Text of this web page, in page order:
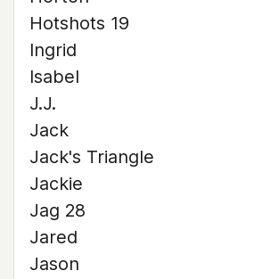
Hotshots 19
Ingrid
Isabel
J.J.
Jack
Jack's Triangle
Jackie
Jag 28
Jared
Jason